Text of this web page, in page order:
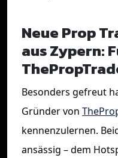
Neue Prop
aus Zypern:
Besonders gefreut
Gründer von
kennenzulernen.
ansässig – dem